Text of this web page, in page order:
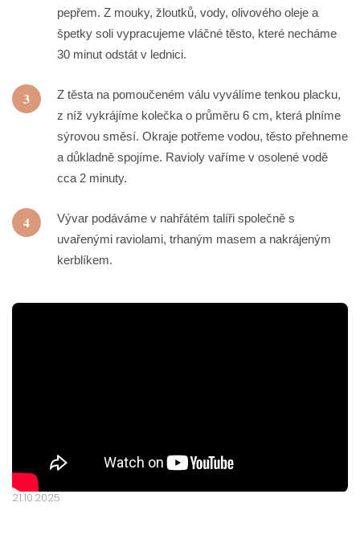
21.10.2025
pepřem. Z mouky, žloutků, vody, olivového oleje a
špetky soli vypracujeme vláčné těsto, které necháme
30 minut odstát v lednici.
3
Z těsta na pomoučeném válu vyválíme tenkou placku,
z níž vykrájíme kolečka o průměru 6 cm, která plníme
sýrovou směsí. Okraje potřeme vodou, těsto přehneme
a důkladně spojíme. Ravioly vaříme v osolené vodě
cca 2 minuty.
4
Vývar podáváme v nahřátém talíři společně s
uvařenými raviolami, trhaným masem a nakrájeným
kerblíkem.